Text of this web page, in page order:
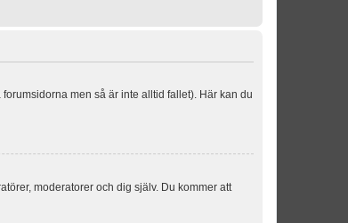
men så är inte alltid fallet). Här kan du
moderatorer och dig själv. Du kommer att